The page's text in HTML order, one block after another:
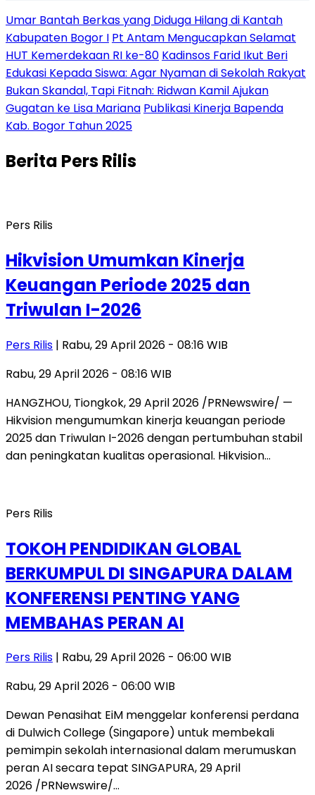
Umar Bantah Berkas yang Diduga Hilang di Kantah
Kabupaten Bogor I Pt Antam Mengucapkan Selamat
HUT Kemerdekaan RI ke-80 Kadinsos Farid Ikut Beri
Edukasi Kepada Siswa: Agar Nyaman di Sekolah Rakyat
Bukan Skandal, Tapi Fitnah: Ridwan Kamil Ajukan
Gugatan ke Lisa Mariana Publikasi Kinerja Bapenda
Kab. Bogor Tahun 2025
Berita Pers Rilis
Pers Rilis
Hikvision Umumkan Kinerja
Keuangan Periode 2025 dan
Triwulan I-2026
Pers Rilis | Rabu, 29 April 2026 - 08:16 WIB
Rabu, 29 April 2026 - 08:16 WIB
HANGZHOU, Tiongkok, 29 April 2026 /PRNewswire/ —
Hikvision mengumumkan kinerja keuangan periode
2025 dan Triwulan I-2026 dengan pertumbuhan stabil
dan peningkatan kualitas operasional. Hikvision…
Pers Rilis
TOKOH PENDIDIKAN GLOBAL
BERKUMPUL DI SINGAPURA DALAM
KONFERENSI PENTING YANG
MEMBAHAS PERAN AI
Pers Rilis | Rabu, 29 April 2026 - 06:00 WIB
Rabu, 29 April 2026 - 06:00 WIB
Dewan Penasihat EiM menggelar konferensi perdana
di Dulwich College (Singapore) untuk membekali
pemimpin sekolah internasional dalam merumuskan
peran AI secara tepat SINGAPURA, 29 April
2026 /PRNewswire/…